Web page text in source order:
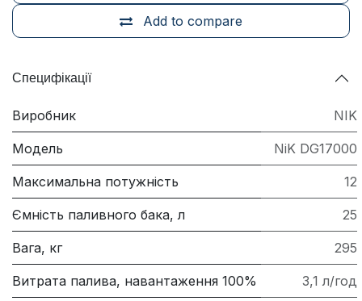
Add to compare
Специфікації
Виробник NIK
Модель NiK DG17000
Максимальна потужність 12
Ємність паливного бака, л 25
Вага, кг 295
Витрата палива, навантаження 100% 3,1 л/год